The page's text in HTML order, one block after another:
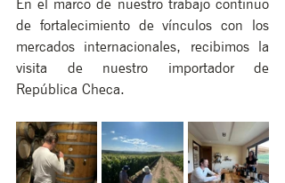
En el marco de nuestro trabajo continuo
de fortalecimiento de vínculos con los
mercados internacionales, recibimos la
visita de nuestro importador de
República Checa.